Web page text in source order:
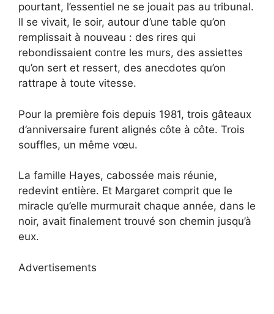
pourtant, l’essentiel ne se jouait pas au tribunal.
Il se vivait, le soir, autour d’une table qu’on
remplissait à nouveau : des rires qui
rebondissaient contre les murs, des assiettes
qu’on sert et ressert, des anecdotes qu’on
rattrape à toute vitesse.
Pour la première fois depuis 1981, trois gâteaux
d’anniversaire furent alignés côte à côte. Trois
souffles, un même vœu.
La famille Hayes, cabossée mais réunie,
redevint entière. Et Margaret comprit que le
miracle qu’elle murmurait chaque année, dans le
noir, avait finalement trouvé son chemin jusqu’à
eux.
Advertisements